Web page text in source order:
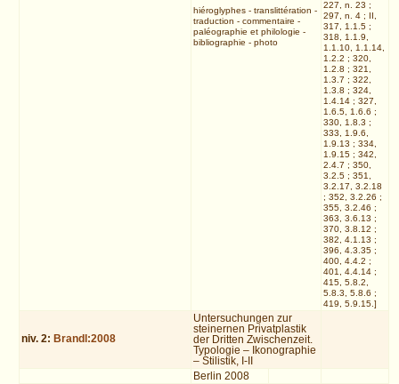
hiéroglyphes- translittération -
traduction - commentaire -
paléographie et philologie -
bibliographie - photo
227, n. 23 ;
297, n. 4 ; II,
317, 1.1.5 ;
318, 1.1.9,
1.1.10, 1.1.14,
1.2.2 ; 320,
1.2.8 ; 321,
1.3.7 ; 322,
1.3.8 ; 324,
1.4.14 ; 327,
1.6.5, 1.6.6 ;
330, 1.8.3 ;
333, 1.9.6,
1.9.13 ; 334,
1.9.15 ; 342,
2.4.7 ; 350,
3.2.5 ; 351,
3.2.17, 3.2.18
; 352, 3.2.26 ;
355, 3.2.46 ;
363, 3.6.13 ;
370, 3.8.12 ;
382, 4.1.13 ;
396, 4.3.35 ;
400, 4.4.2 ;
401, 4.4.14 ;
415, 5.8.2,
5.8.3, 5.8.6 ;
419, 5.9.15.]
niv. 2: Brandl:2008
Untersuchungen zur
steinernen Privatplastik
der Dritten Zwischenzeit.
Typologie – Ikonographie
– Stilistik, I-II
Berlin 2008